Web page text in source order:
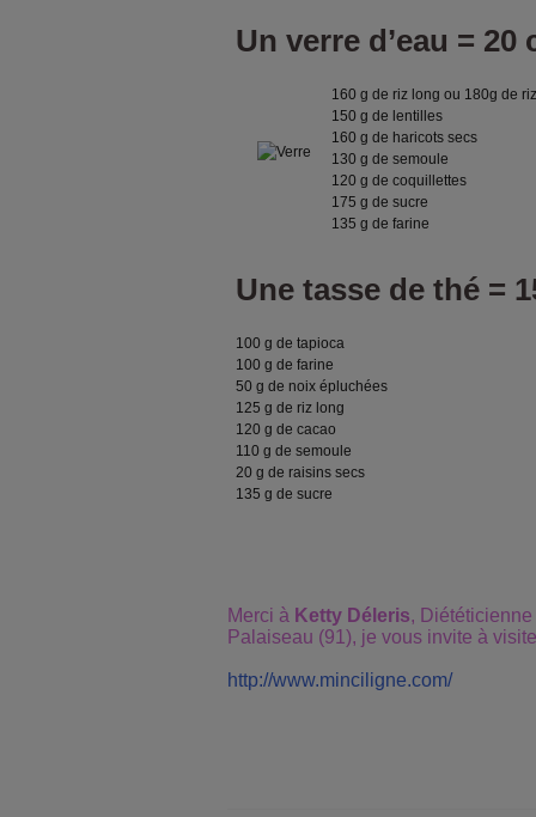
Un verre d’eau = 20
160 g de riz long ou 180g de
150 g de lentilles
160 g de haricots secs
130 g de semoule
120 g de coquillettes
175 g de sucre
135 g de farine
Une tasse de thé =
100 g de tapioca
100 g de farine
50 g de noix épluchées
125 g de riz long
120 g de cacao
110 g de semoule
20 g de raisins secs
135 g de sucre
Merci à Ketty Déleris,
Palaiseau (91), je vous invite à
http://www.minciligne.com/